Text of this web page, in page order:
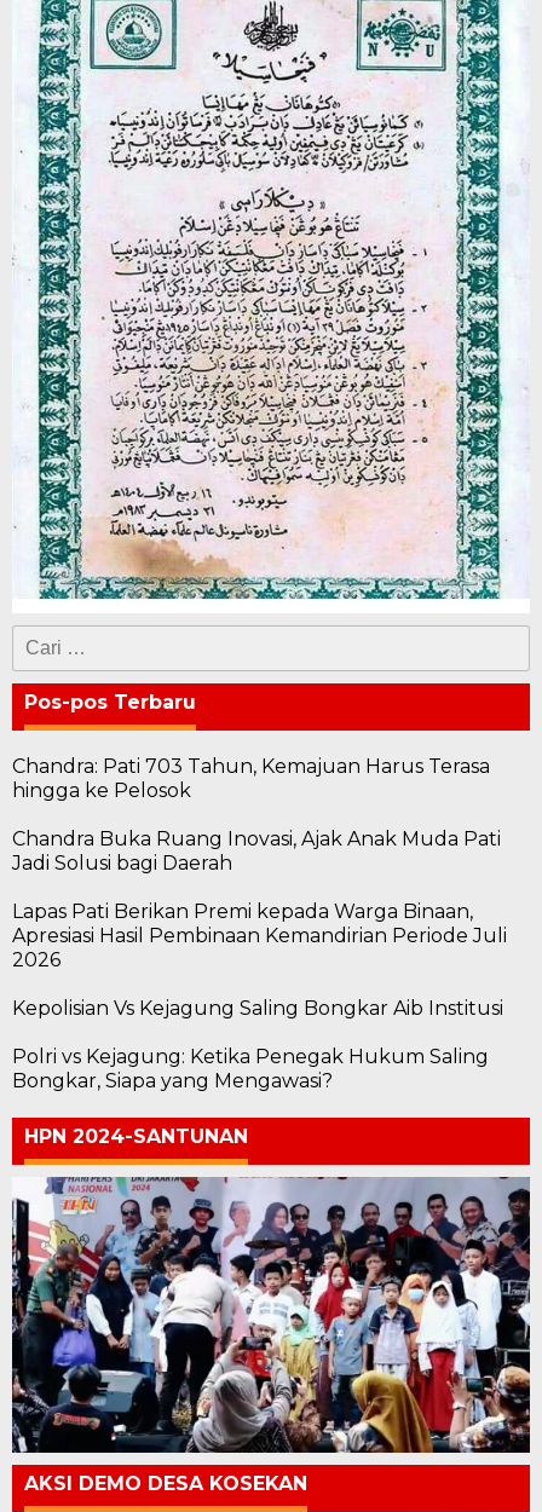
Cari
untuk:
Pos-pos Terbaru
Chandra: Pati 703 Tahun, Kemajuan Harus Terasa
hingga ke Pelosok
Chandra Buka Ruang Inovasi, Ajak Anak Muda Pati
Jadi Solusi bagi Daerah
Lapas Pati Berikan Premi kepada Warga Binaan,
Apresiasi Hasil Pembinaan Kemandirian Periode Juli
2026
Kepolisian Vs Kejagung Saling Bongkar Aib Institusi
Polri vs Kejagung: Ketika Penegak Hukum Saling
Bongkar, Siapa yang Mengawasi?
HPN 2024-SANTUNAN
AKSI DEMO DESA KOSEKAN